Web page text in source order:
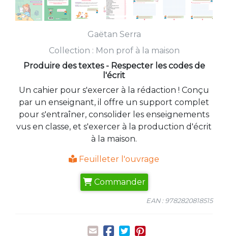
Gaëtan Serra
Collection : Mon prof à la maison
Produire des textes - Respecter les codes de
l'écrit
Un cahier pour s'exercer à la rédaction ! Conçu
par un enseignant, il offre un support complet
pour s'entraîner, consolider les enseignements
vus en classe, et s'exercer à la production d'écrit
à la maison.
Feuilleter l'ouvrage
Commander
EAN : 9782820818515